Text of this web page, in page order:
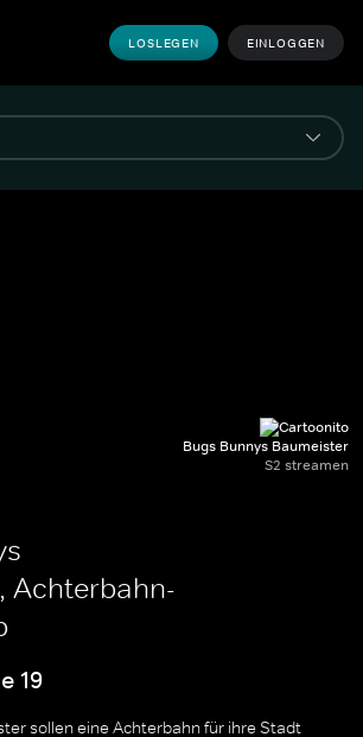
LOSLEGEN EINLOGGEN
Bugs Bunnys Baumeister
S2 streamen
Achterbahn-
19
sollen eine Achterbahn für ihre Stadt